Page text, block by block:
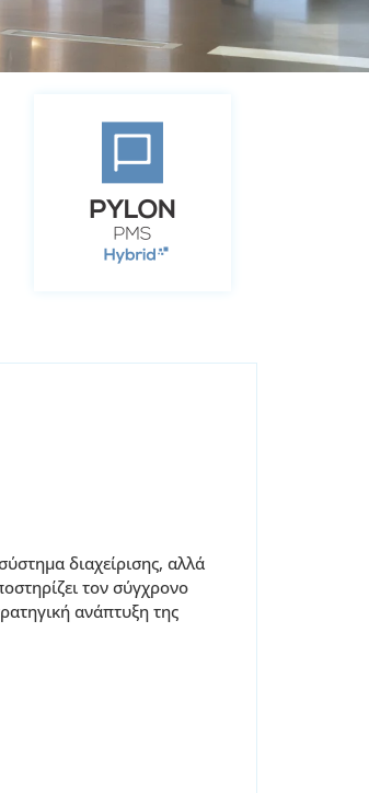
διαχείρισης, αλλά
τον σύγχρονο
ανάπτυξη της